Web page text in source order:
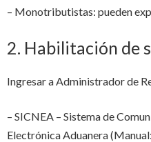
– Monotributistas: pueden
2. Habilitación de
Ingresar a Administrador de
– SICNEA – Sistema de
Electrónica Aduanera (Manual: